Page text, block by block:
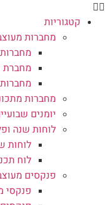
קטגוריות
מחברות
מחברת
מחברות
יומנים
לוחות שנה
לוחות
לוח
פנקסים
פנקסי